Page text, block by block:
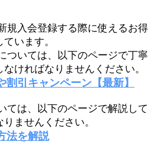
規入会登録する際に使えるお得
います。
ついては、以下のページで丁寧
ければなりませんください。
引キャンペーン【最新】
ては、以下のページで解説して
ませんください。
法を解説